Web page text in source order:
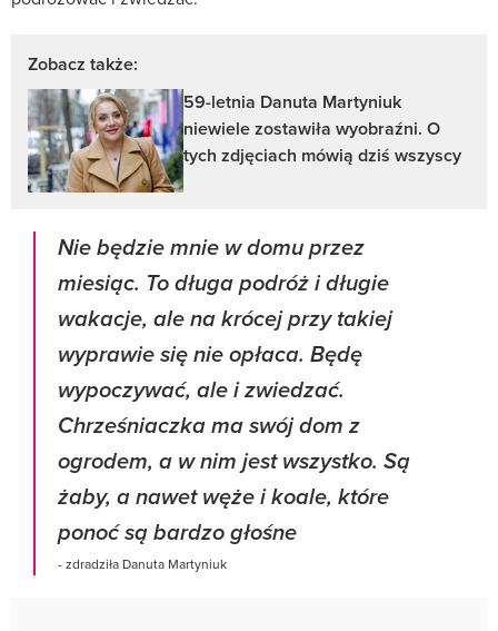
Zobacz także:
59-letnia Danuta Martyniuk
niewiele zostawiła wyobraźni. O
tych zdjęciach mówią dziś wszyscy
Nie będzie mnie w domu przez
miesiąc. To długa podróż i długie
wakacje, ale na krócej przy takiej
wyprawie się nie opłaca. Będę
wypoczywać, ale i zwiedzać.
Chrześniaczka ma swój dom z
ogrodem, a w nim jest wszystko. Są
żaby, a nawet węże i koale, które
ponoć są bardzo głośne
- zdradziła Danuta Martyniuk